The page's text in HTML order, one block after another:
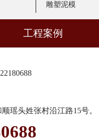
雕塑泥模
工程案例
瑶头姓张村沿江路15号。